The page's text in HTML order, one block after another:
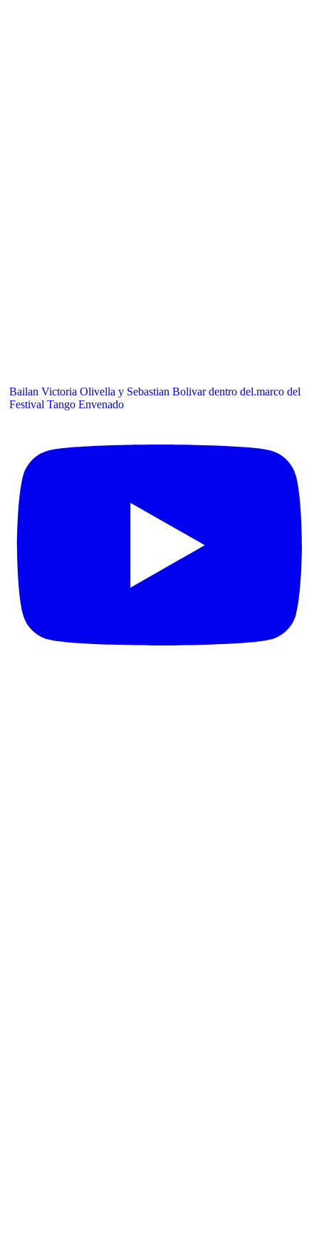
Bailan Victoria Olivella y Sebastian Bolivar dentro del.marco del
Festival Tango Envenado